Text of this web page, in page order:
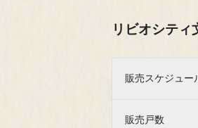
リビオシティ
販売スケジュー
販売戸数